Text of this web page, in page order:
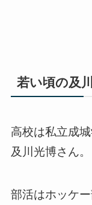
若い頃の及
高校は私立成
及川光博さん。
部活はホッケ